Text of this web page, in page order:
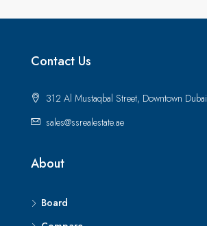
Contact Us
312 Al Mustaqbal Street, Downtown Dubai
sales@ssrealestate.ae
About
Board